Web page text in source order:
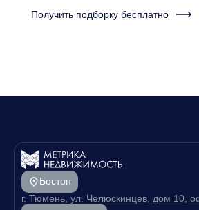
Получить подборку бесплатно
Бостон
г. Тюмень, ул. Челюскинцев, дом 10,